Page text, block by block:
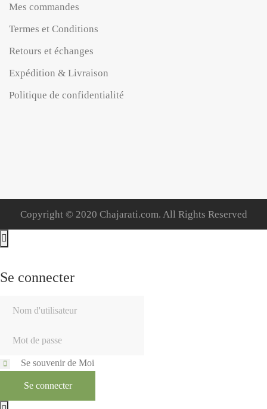
Mes commandes
Termes et Conditions
Retours et échanges
Expédition & Livraison
Politique de confidentialité
Copyright © 2020 Chajarati.com. All Rights Reserved
Se connecter
Se souvenir de Moi
Se connecter